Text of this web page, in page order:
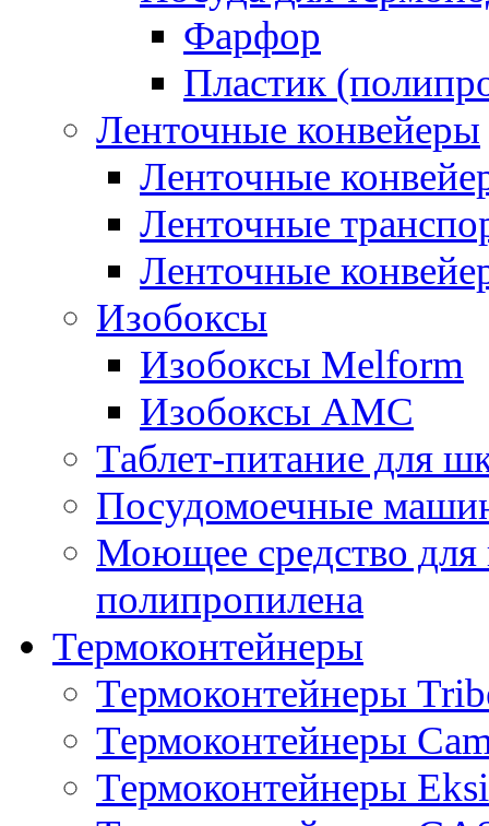
Фарфор
Пластик
Ленточные конвейеры
Ленточные
Ленточные
Ленточные
Изобоксы
Изобоксы Melform
Изобоксы AMC
Таблет-питание для
Посудомоечные
Моющее средство для
полипропилена
Термоконтейнеры
Термоконтейнеры
Термоконтейнеры
Термоконтейнеры Eksi